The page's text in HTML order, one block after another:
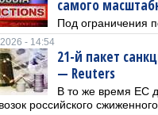
самого
Под ограничения
- 14:54
21-й пакет
— Reuters
В то же время ЕС
российского